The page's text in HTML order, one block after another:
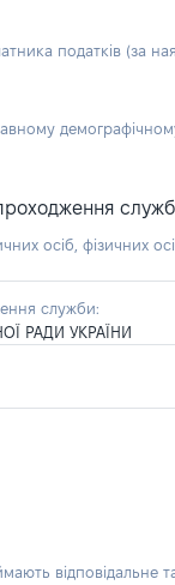
податків (за
осіб, фізичних
служби:
РАДИ УКРАЇНИ
відповідальне